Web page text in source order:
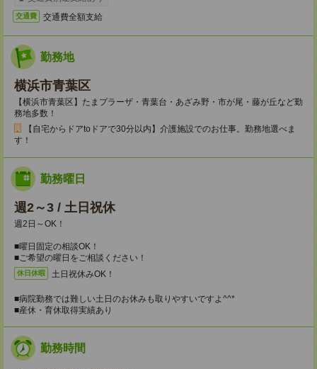
交通費 交通費全額支給
勤務地
横浜市青葉区
【横浜市青葉区】たまプラーザ・青葉台・あざみ野・市が尾・藤が丘など勤
務地多数！
【自宅からドアtoドアで30分以内】介護施設でのお仕事。勤務地選べま
す！
勤務曜日
週2～3 / 土日祝休
週2日～OK！
■曜日固定の相談OK！
■ご希望の曜日をご相談ください！
休日休暇 土日祝休みOK！
■病院勤務では難しい土日のお休みも取りやすいですよ^^*
■産休・育休取得実績あり
勤務時間